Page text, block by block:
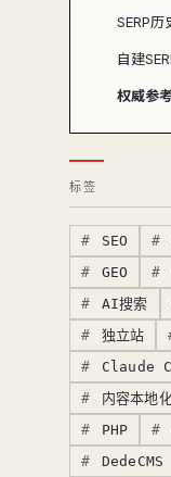
SERP历
自建
权威参
标签
SEO
GEO
AI搜索
独立站
Claude
内容本地
PHP
DedeCMS